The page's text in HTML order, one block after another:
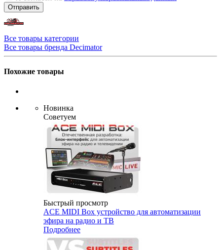
Отправить
Все товары категории
Все товары бренда Decimator
Похожие товары
Новинка
Советуем
Быстрый просмотр
ACE MIDI Box устройство для автоматизации
эфира на радио и ТВ
Подробнее